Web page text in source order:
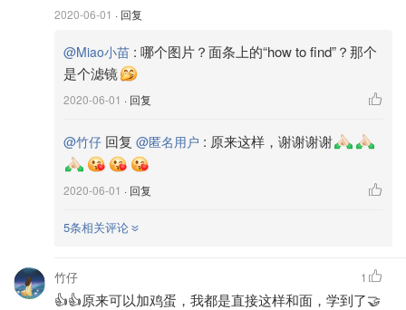
2020-06-01 · 回复
@Miao小苗 : 哪个图片？面条上的“how to find”？那个
是个滤镜
2020-06-01 · 回复
@竹仔 回复 @匿名用户 : 原来这样，谢谢谢谢
2020-06-01 · 回复
5条相关评论
竹仔
👍👍原来可以加鸡蛋，我都是直接这样和面，学到了🤝
1